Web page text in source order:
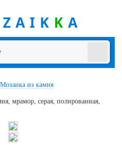
K A
Мозаика из камня
мрамор, серая, полированная,